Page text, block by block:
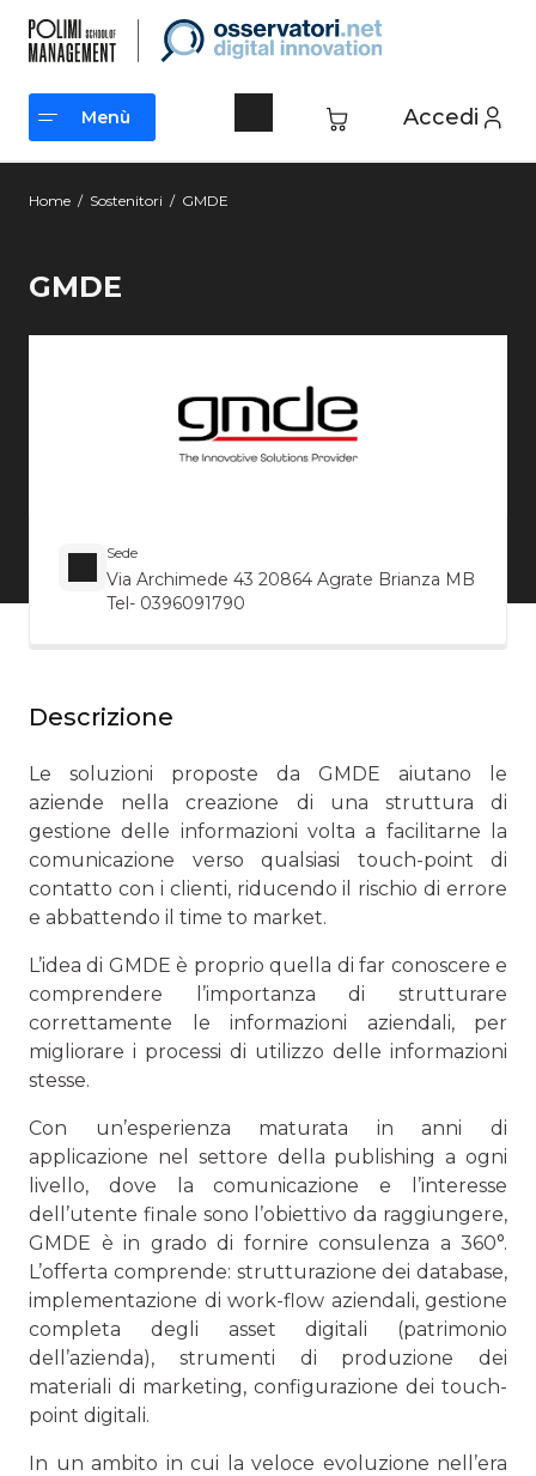
Accedi
Menù
Menù
Home / Sostenitori / GMDE
GMDE
Sede
Via Archimede 43 20864 Agrate Brianza MB
Tel- 0396091790
Descrizione
Le soluzioni proposte da GMDE aiutano le
aziende nella creazione di una struttura di
gestione delle informazioni volta a facilitarne la
comunicazione verso qualsiasi touch-point di
contatto con i clienti, riducendo il rischio di errore
e abbattendo il time to market.
L’idea di GMDE è proprio quella di far conoscere e
comprendere l’importanza di strutturare
correttamente le informazioni aziendali, per
migliorare i processi di utilizzo delle informazioni
stesse.
Con un’esperienza maturata in anni di
applicazione nel settore della publishing a ogni
livello, dove la comunicazione e l’interesse
dell’utente finale sono l’obiettivo da raggiungere,
GMDE è in grado di fornire consulenza a 360°.
L’offerta comprende: strutturazione dei database,
implementazione di work-flow aziendali, gestione
completa degli asset digitali (patrimonio
dell’azienda), strumenti di produzione dei
materiali di marketing, configurazione dei touch-
point digitali.
In un ambito in cui la veloce evoluzione nell’era